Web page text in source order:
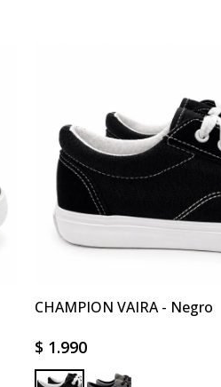
CHAMPION VAIRA - Negro
$ 1.990